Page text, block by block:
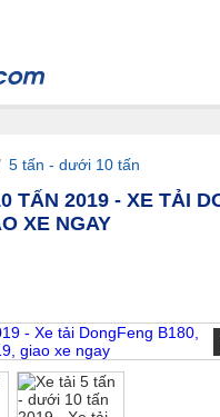
5 tấn - dưới 10 tấn
TẤN 2019 - XE TẢI
XE NGAY